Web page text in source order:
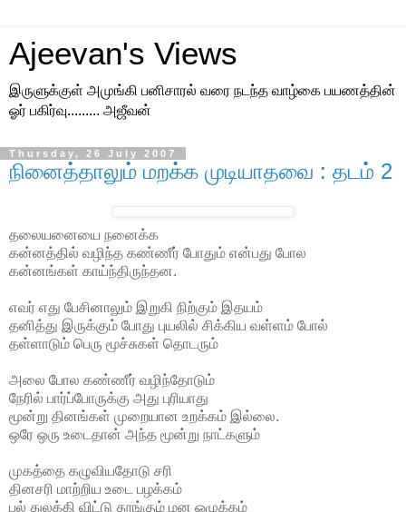
Ajeevan's Views
இருளுக்குள் அமுங்கி பனிசாரல் வரை நடந்த வாழ்கை பயணத்தின்
ஓர் பகிர்வு......... அஜீவன்
Thursday, 26 July 2007
நினைத்தாலும் மறக்க முடியாதவை : தடம் 2
தலையனையை நனைக்க
கன்னத்தில் வழிந்த கண்ணீர் போதும் என்பது போல
கன்னங்கள் காய்ந்திருந்தன.
எவர் எது பேசினாலும் இறுகி நிற்கும் இதயம்
தனித்து இருக்கும் போது புயலில் சிக்கிய வள்ளம் போல்
தள்ளாடும் பெரு மூச்சுகள் தொடரும்
அலை போல கண்ணீர் வழிந்தோடும்
நேரில் பார்ப்போருக்கு அது புரியாது
மூன்று தினங்கள் முறையான உறக்கம் இல்லை.
ஒரே ஒரு உடைதான் அந்த மூன்று நாட்களும்
முகத்தை கழுவியதோடு சரி
தினசரி மாற்றிய உடை பழக்கம்
பல் துலக்கி விட்டு தூங்கும் மன ஒழுக்கம்